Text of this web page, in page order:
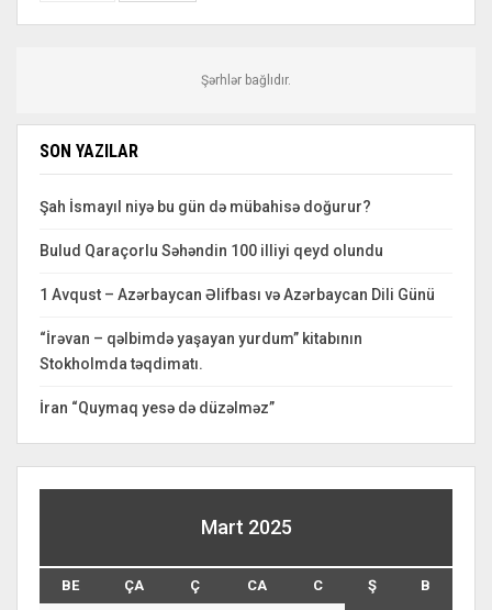
Şərhlər bağlıdır.
SON YAZILAR
Şah İsmayıl niyə bu gün də mübahisə doğurur?
Bulud Qaraçorlu Səhəndin 100 illiyi qeyd olundu
1 Avqust – Azərbaycan Əlifbası və Azərbaycan Dili Günü
“İrəvan – qəlbimdə yaşayan yurdum” kitabının
Stokholmda təqdimatı.
İran “Quymaq yesə də düzəlməz”
Mart 2025
BE ÇA Ç CA C Ş B